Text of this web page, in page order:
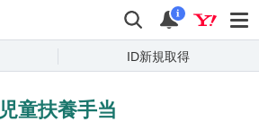
検索 通知
i
ID新規取得
児童扶養手当